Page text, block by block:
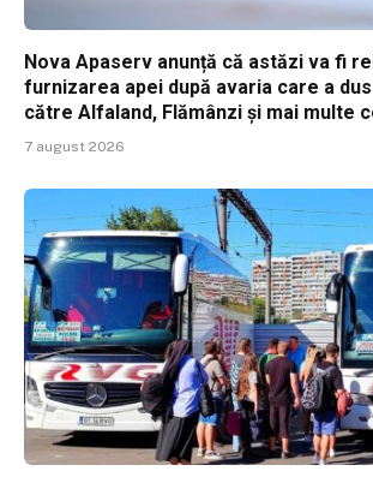
Nova Apaserv anunță că astăzi va fi
furnizarea apei după avaria care a
către Alfaland, Flămânzi și mai multe
7 august 2026